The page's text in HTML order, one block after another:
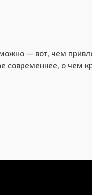
Дисковые
— вот, чем
современнее, о чем